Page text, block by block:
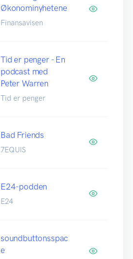
Økonominyhetene
Finansavisen
Tid er penger - En
podcast med
Peter Warren
Tid er penger
Bad Friends
7EQUIS
E24-podden
E24
soundbuttonsspac
e